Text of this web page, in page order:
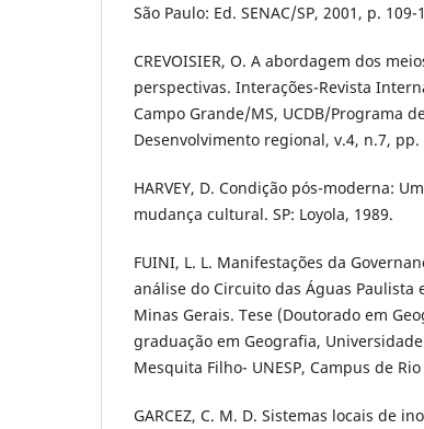
São Paulo: Ed. SENAC/SP, 2001, p. 109-
CREVOISIER, O. A abordagem dos
perspectivas. Interações-Revista
Campo Grande/MS, UCDB/Programa
Desenvolvimento regional, v.4, n.7, pp.
HARVEY, D. Condição pós-moderna:
mudança cultural. SP: Loyola, 1989.
FUINI, L. L. Manifestações da
análise do Circuito das Águas Paulista
Minas Gerais. Tese (Doutorado em
graduação em Geografia,
Mesquita Filho- UNESP, Campus de
GARCEZ, C. M. D. Sistemas locais de